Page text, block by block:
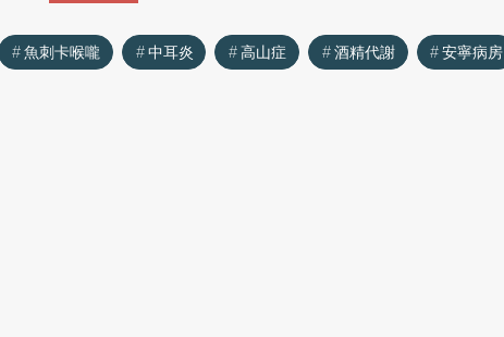
魚刺卡喉嚨 中耳炎 高山症 酒精代謝 安寧病房